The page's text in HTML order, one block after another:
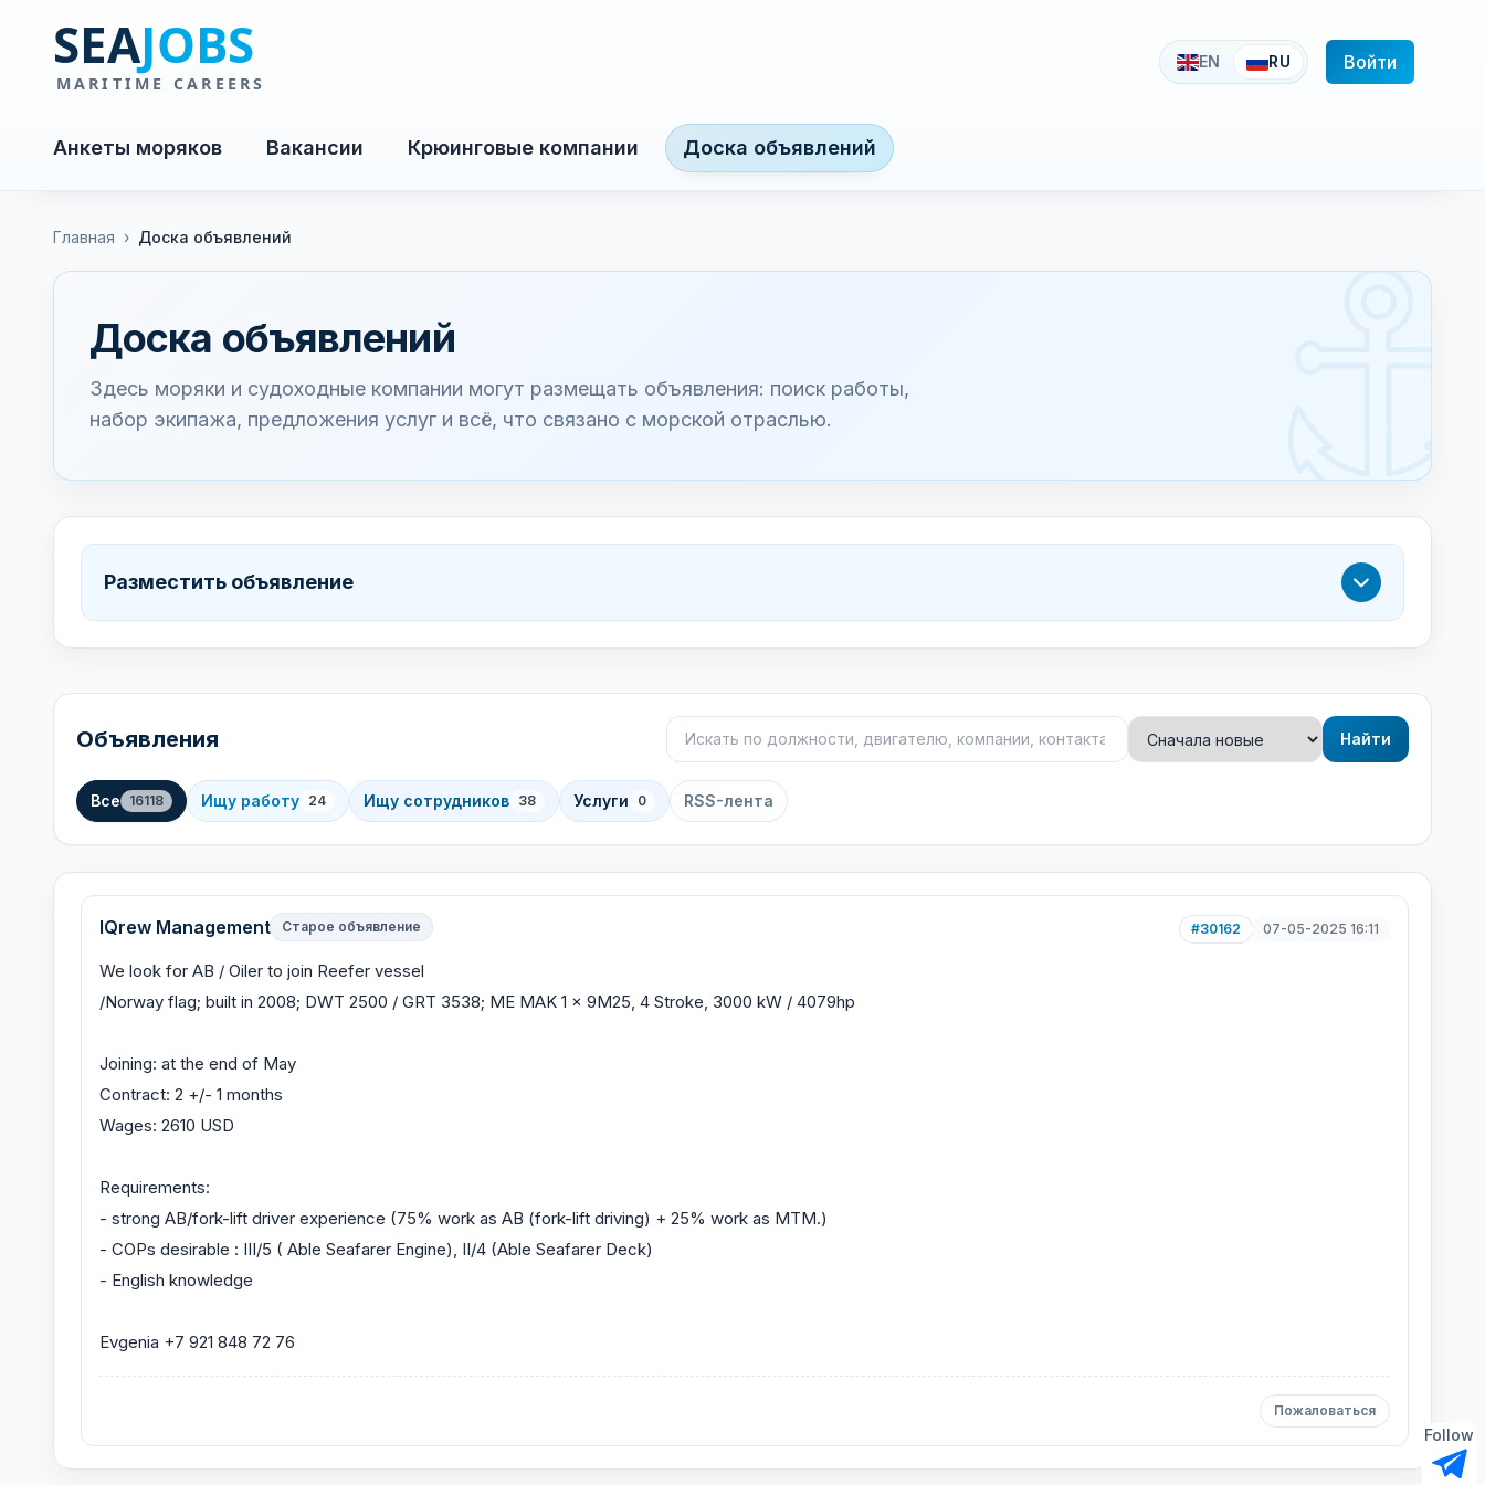
EN RU Войти
Анкеты моряков Вакансии Крюинговые компании Доска объявлений
Главная › Доска объявлений
Доска объявлений
Здесь моряки и судоходные компании могут размещать объявления: поиск работы,
набор экипажа, предложения услуг и всё, что связано с морской отраслью.
Разместить объявление
Объявления Поиск объявлений
Сортировка
Найти
Все 16118 Ищу работу 24 Ищу сотрудников 38 Услуги 0 RSS-лента
IQrew Management Старое объявление #30162 07-05-2025 16:11
We look for AB / Oiler to join Reefer vessel
/Norway flag; built in 2008; DWT 2500 / GRT 3538; ME MAK 1 x 9M25, 4 Stroke, 3000 kW / 4079hp
Joining: at the end of May
Contract: 2 +/- 1 months
Wages: 2610 USD
Requirements:
- strong AB/fork-lift driver experience (75% work as AB (fork-lift driving) + 25% work as MTM.)
- COPs desirable : III/5 ( Able Seafarer Engine), II/4 (Able Seafarer Deck)
- English knowledge
Evgenia +7 921 848 72 76
Пожаловаться
Follow